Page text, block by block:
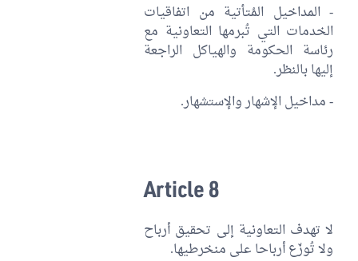
- المداخيل المُتأتية من اتفاقيات
الخدمات التي تُبرمها التعاونية مع
رئاسة الحكومة والهياكل الراجعة
إليها بالنظر.
- مداخيل الإشهار والإستشهار.
Article 8
لا تهدف التعاونية إلى تحقيق أرباح
ولا تُوزّع أرباحا على منخرطيها.